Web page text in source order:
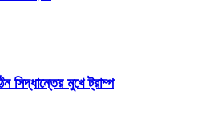
সিদ্ধান্তের মুখে ট্রাম্প